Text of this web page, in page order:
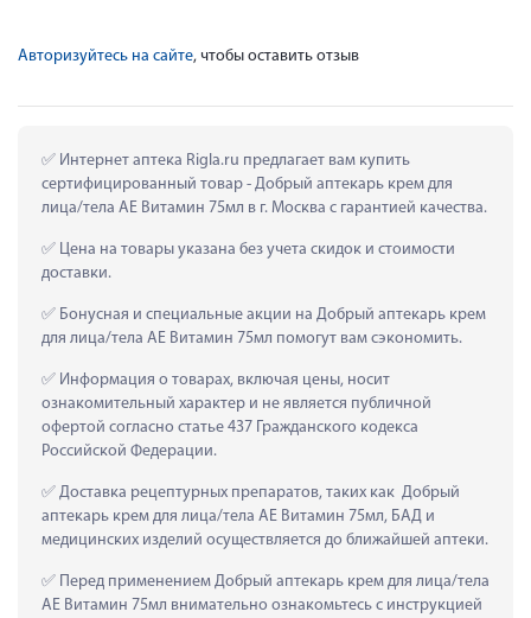
Авторизуйтесь на сайте, чтобы оставить отзыв
Интернет аптека Rigla.ru предлагает вам купить
сертифицированный товар - Добрый аптекарь крем для
лица/тела АЕ Витамин 75мл в г. Москва с гарантией качества.
Цена на товары указана без учета скидок и стоимости
доставки.
Бонусная и специальные акции на Добрый аптекарь крем
для лица/тела АЕ Витамин 75мл помогут вам сэкономить.
Информация о товарах, включая цены, носит
ознакомительный характер и не является публичной
офертой согласно статье 437 Гражданского кодекса
Российской Федерации.
Доставка рецептурных препаратов, таких как  Добрый
аптекарь крем для лица/тела АЕ Витамин 75мл, БАД и
медицинских изделий осуществляется до ближайшей аптеки.
Перед применением Добрый аптекарь крем для лица/тела
АЕ Витамин 75мл внимательно ознакомьтесь с инструкцией